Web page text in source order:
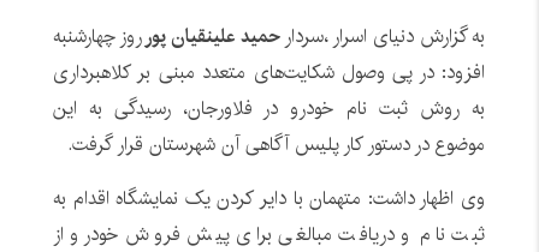
به گزارش دنیای اسرار ،سردار حمید علینقیان پورروز چهارشنبه
افزود: در پی وصول شکایت‌‎های متعدد مبنی بر کلاهبرداری
به روش ثبت نام خودرو در فلاورجان، رسیدگی به این
موضوع در دستور کار پلیس آگاهی آن شهرستان قرار گرفت.
وی اظهار داشت: متهمان با دایر کردن یک نمایشگاه اقدام به
ثبت نام و دریافت مبالغی برای پیش فروش خودرو از